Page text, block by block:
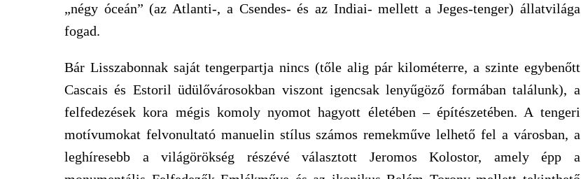
„négy óceán” (az Atlanti-, a Csendes- és az Indiai- mellett a Jeges-tenger) állatvilága
fogad.
Bár Lisszabonnak saját tengerpartja nincs (tőle alig pár kilométerre, a szinte egybenőtt
Cascais és Estoril üdülővárosokban viszont igencsak lenyűgöző formában találunk), a
felfedezések kora mégis komoly nyomot hagyott életében – építészetében. A tengeri
motívumokat felvonultató manuelin stílus számos remekműve lelhető fel a városban, a
leghíresebb a világörökség részévé választott Jeromos Kolostor, amely épp a